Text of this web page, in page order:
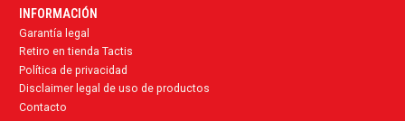
INFORMACIÓN
Garantía legal
Retiro en tienda Tactis
Política de privacidad
Disclaimer legal de uso de productos
Contacto